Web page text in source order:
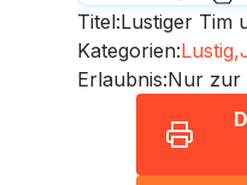
Titel:Lustiger Tim
Kategorien:Lustig,
Erlaubnis:Nur zur